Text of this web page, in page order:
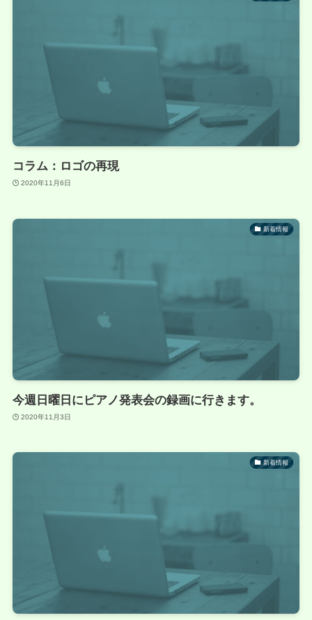
コラム：ロゴの再現
2020年11月6日
新着情報
今週日曜日にピアノ発表会の録画に行きます。
2020年11月3日
新着情報